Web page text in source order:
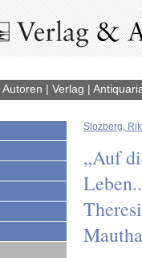
Autoren | Verlag |
Slozberg,
„Auf